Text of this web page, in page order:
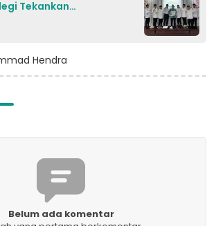
Tekankan
Hendra
Belum ada komentar